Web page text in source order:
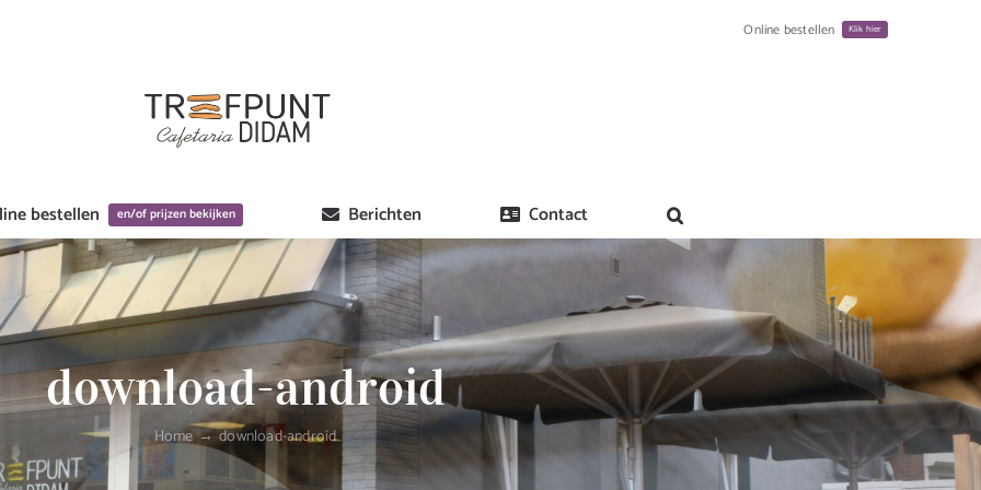
Online bestellen Klik hier
bestellen en/of prijzen bekijken Berichten Contact
download-android
Home download-android